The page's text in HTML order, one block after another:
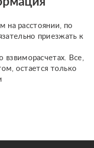
на расстоянии, по
приезжать к
взвиморасчетах. Все,
остается только